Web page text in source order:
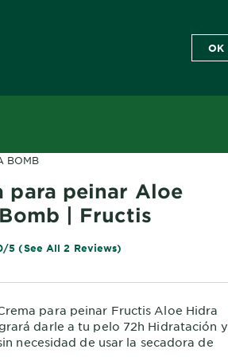
OK
BOMB
para peinar Aloe
| Fructis
5 (See All 2 Reviews)
para peinar Fructis Aloe Hidra
darle a tu pelo 72h Hidratación y
necesidad de usar la secadora de